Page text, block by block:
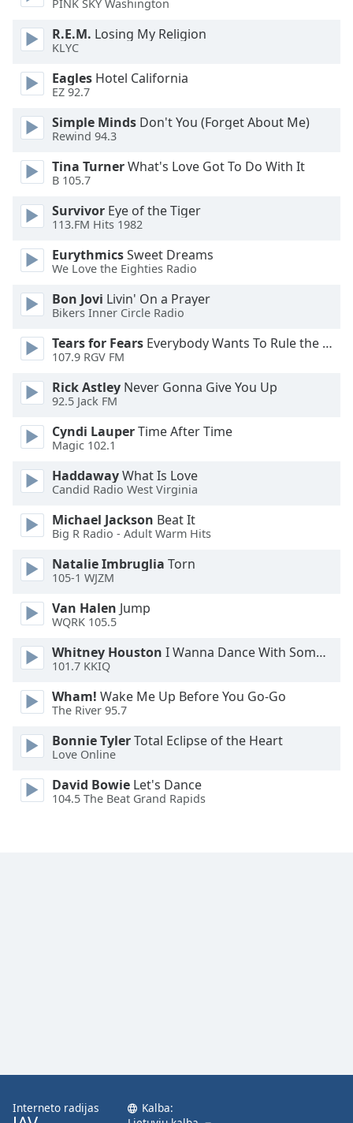
window.
Escape
cancel
close
window.
Color
Opacity
Background
Color
Opacity
Caption
Area
Background
Color
Opacity
Font
Edge
Style
Font
Family
Reset
Done
PINK SKY Washington
R.E.M. Losing My Religion
KLYC
Eagles Hotel California
EZ 92.7
Simple Minds Don't You (Forget About Me)
Rewind 94.3
Tina TurnerWhat's Love Got To Do With It
B 105.7
Survivor Eye of the Tiger
113.FM Hits 1982
EurythmicsSweet Dreams
We Love the Eighties Radio
Bon Jovi Livin' On a Prayer
Bikers Inner Circle Radio
Tears for Fears Everybody Wants To Rule the World
107.9 RGV FM
Rick Astley Never Gonna Give You Up
92.5 Jack FM
Cyndi LauperTime After Time
Magic 102.1
HaddawayWhat Is Love
Candid Radio West Virginia
Michael Jackson Beat It
Big R Radio - Adult Warm Hits
Natalie Imbruglia Torn
105-1 WJZM
Van Halen Jump
WQRK 105.5
Whitney Houston I Wanna Dance With Somebody
101.7 KKIQ
Wham! Wake Me Up Before You Go-Go
The River 95.7
Bonnie TylerTotal Eclipse of the Heart
Love Online
David Bowie Let's Dance
104.5 The Beat Grand Rapids
Interneto radijas
Kalba: